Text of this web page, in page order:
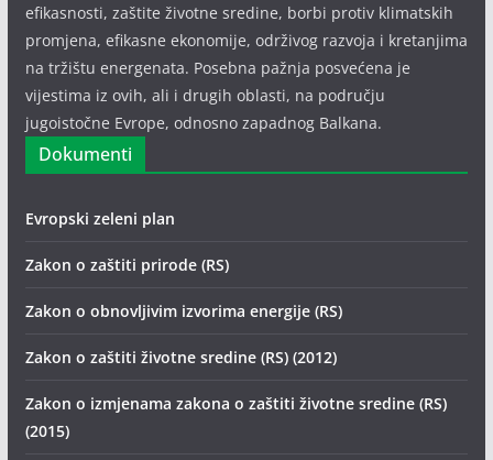
efikasnosti, zaštite životne sredine, borbi protiv klimatskih
promjena, efikasne ekonomije, održivog razvoja i kretanjima
na tržištu energenata. Posebna pažnja posvećena je
vijestima iz ovih, ali i drugih oblasti, na području
jugoistočne Evrope, odnosno zapadnog Balkana.
Dokumenti
Evropski zeleni plan
Zakon o zaštiti prirode (RS)
Zakon o obnovljivim izvorima energije (RS)
Zakon o zaštiti životne sredine (RS) (2012)
Zakon o izmjenama zakona o zaštiti životne sredine (RS)
(2015)